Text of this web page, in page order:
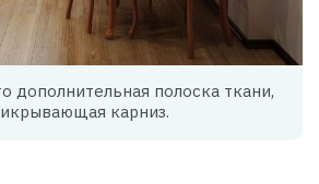
дополнительная полоска ткани,
карниз.